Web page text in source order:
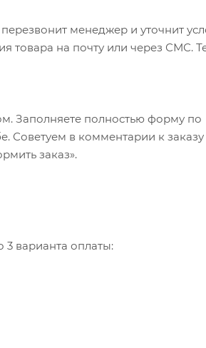
менеджер и уточнит
товара на почту или через СМС.
Заполняете полностью форму по
Советуем в комментарии к заказу
заказ».
варианта оплаты: